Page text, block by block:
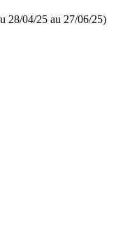
28/04/25 au 27/06/25)